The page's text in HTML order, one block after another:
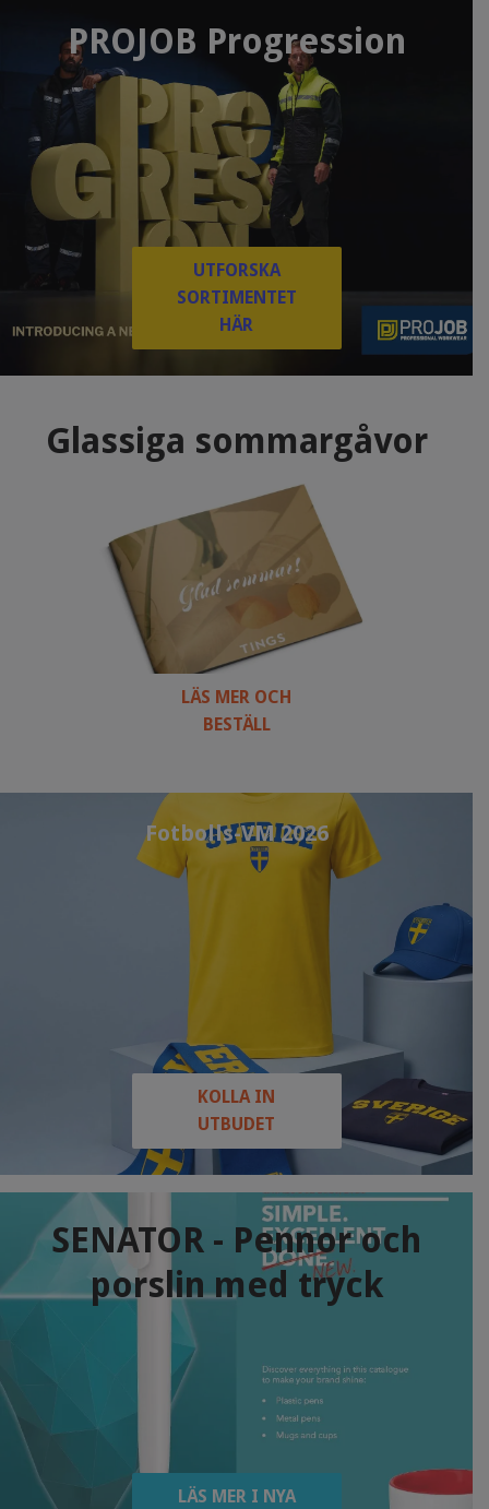
PROJOB Progression
UTFORSKA
SORTIMENTET
HÄR
Glassiga sommargåvor
LÄS MER OCH
BESTÄLL
Fotbolls-VM 2026
KOLLA IN
UTBUDET
SENATOR - Pennor och
porslin med tryck
LÄS MER I NYA